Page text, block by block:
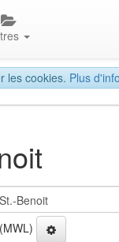
les cookies. Plus